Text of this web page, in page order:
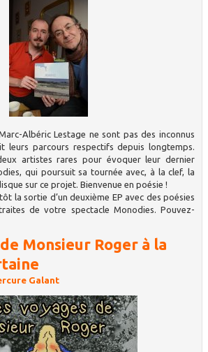
Albéric Lestage ne sont pas des inconnus
leurs parcours respectifs depuis longtemps.
artistes rares pour évoquer leur dernier
qui poursuit sa tournée avec, à la clef, la
sur ce projet. Bienvenue en poésie !
la sortie d’un deuxième EP avec des poésies
de votre spectacle Monodies. Pouvez-
Monsieur Roger à la
Galant